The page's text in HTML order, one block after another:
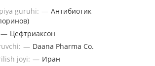
guruhi: — Антибиотик
— Цефтриаксон
— Daana Pharma Co.
joyi: — Иран